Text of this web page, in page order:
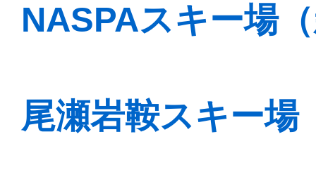
NASPAスキー場
尾瀬岩鞍スキー場